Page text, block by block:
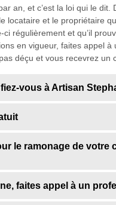
an, et c’est la loi qui le dit.
locataire et le propriétaire
régulièrement et qu’il
en vigueur, faites appel à
déçu et vous recevrez un
vous à Artisan
le ramonage de votre
faites appel à un